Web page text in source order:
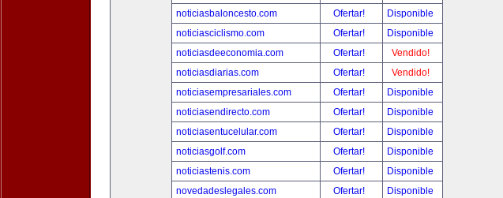
noticiasbaloncesto.com
Ofertar!
Disponible
noticiasciclismo.com
Ofertar!
Disponible
noticiasdeeconomia.com
Ofertar!
Vendido!
noticiasdiarias.com
Ofertar!
Vendido!
noticiasempresariales.com
Ofertar!
Disponible
noticiasendirecto.com
Ofertar!
Disponible
noticiasentucelular.com
Ofertar!
Disponible
noticiasgolf.com
Ofertar!
Disponible
noticiastenis.com
Ofertar!
Disponible
novedadeslegales.com
Ofertar!
Disponible